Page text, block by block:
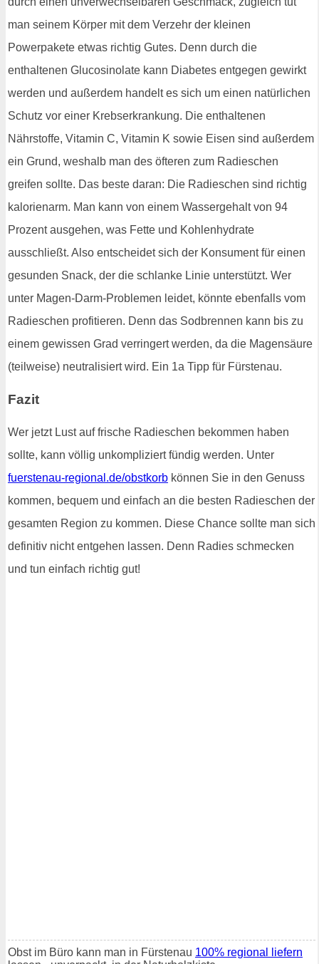
man seinem Körper mit dem Verzehr der kleinen
Powerpakete etwas richtig Gutes. Denn durch die
enthaltenen Glucosinolate kann Diabetes entgegen gewirkt
werden und außerdem handelt es sich um einen natürlichen
Schutz vor einer Krebserkrankung. Die enthaltenen
Nährstoffe, Vitamin C, Vitamin K sowie Eisen sind außerdem
ein Grund, weshalb man des öfteren zum Radieschen
greifen sollte. Das beste daran: Die Radieschen sind richtig
kalorienarm. Man kann von einem Wassergehalt von 94
Prozent ausgehen, was Fette und Kohlenhydrate
ausschließt. Also entscheidet sich der Konsument für einen
gesunden Snack, der die schlanke Linie unterstützt. Wer
unter Magen-Darm-Problemen leidet, könnte ebenfalls vom
Radieschen profitieren. Denn das Sodbrennen kann bis zu
einem gewissen Grad verringert werden, da die Magensäure
(teilweise) neutralisiert wird. Ein 1a Tipp für Fürstenau.
Fazit
Wer jetzt Lust auf frische Radieschen bekommen haben
sollte, kann völlig unkompliziert fündig werden. Unter
fuerstenau-regional.de/obstkorb können Sie in den Genuss
kommen, bequem und einfach an die besten Radieschen der
gesamten Region zu kommen. Diese Chance sollte man sich
definitiv nicht entgehen lassen. Denn Radies schmecken
und tun einfach richtig gut!
Obst im Büro kann man in Fürstenau 100% regional liefern